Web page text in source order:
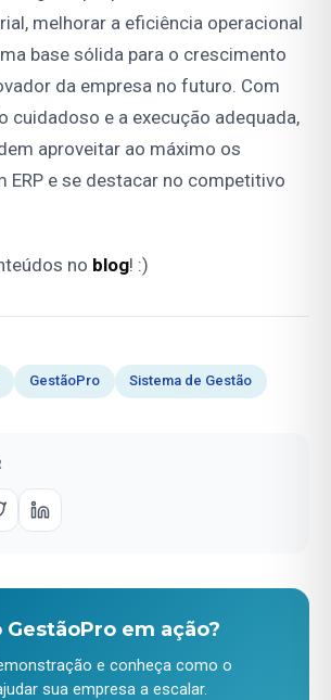
melhorar a eficiência operacional
base sólida para o crescimento
da empresa no futuro. Com
cuidadoso e a execução adequada,
aproveitar ao máximo os
ERP e se destacar no competitivo
no blog! :)
GestãoPro Sistema de Gestão
em ação?
e conheça como o
sua empresa a escalar.